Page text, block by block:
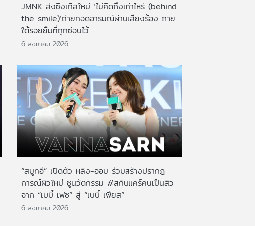
JMNK ส่งซิงเกิลใหม่ ‘ไม่คิดถึงเท่าไหร่ (behind
the smile)’ถ่ายทอดอารมณ์ผ่านเสียงร้อง ภาย
ใต้รอยยิ้มที่ถูกซ่อนไว้
6 สิงหาคม 2026
“สมูทอี” เปิดตัว หลิง-ออม ร่วมสร้างปรากฎ
การณ์ผิวใหม่ ชูนวัตกรรม #สกินแคร์คนเป็นสิว
จาก “เบบี้ เฟซ” สู่ “เบบี้ เฟียส”
6 สิงหาคม 2026